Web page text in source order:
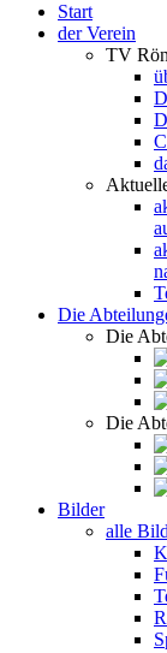
Start
der Verein
TV
Die
Die
Die
Bilder
alle